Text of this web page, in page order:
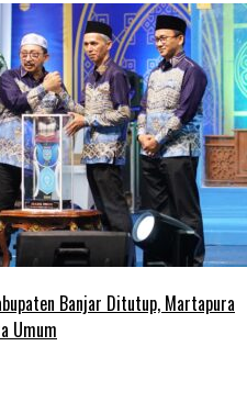
Banjar Ditutup, Martapura
Umum